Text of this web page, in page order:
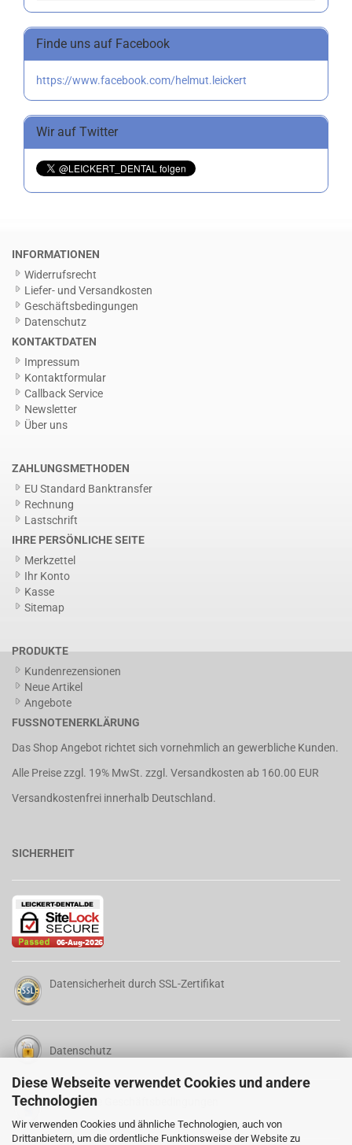
Diese Webseite verwendet Cookies und andere
Technologien
Wir verwenden Cookies und ähnliche Technologien, auch von
Drittanbietern, um die ordentliche Funktionsweise der Website zu
Finde uns auf Facebook
https://www.facebook.com/helmut.leickert
Wir auf Twitter
INFORMATIONEN
Widerrufsrecht
Liefer- und Versandkosten
Geschäftsbedingungen
Datenschutz
KONTAKTDATEN
Impressum
Kontaktformular
Callback Service
Newsletter
Über uns
ZAHLUNGSMETHODEN
EU Standard Banktransfer
Rechnung
Lastschrift
IHRE PERSÖNLICHE SEITE
Merkzettel
Ihr Konto
Kasse
Sitemap
PRODUKTE
Kundenrezensionen
Neue Artikel
Angebote
FUSSNOTENERKLÄRUNG
Das Shop Angebot richtet sich vornehmlich an gewerbliche Kunden.
Alle Preise zzgl. 19% MwSt. zzgl. Versandkosten ab 160.00 EUR
Versandkostenfrei innerhalb Deutschland.
SICHERHEIT
Datensicherheit durch SSL-Zertifikat
Datenschutz
Allgemeine Geschäftsbedingungen